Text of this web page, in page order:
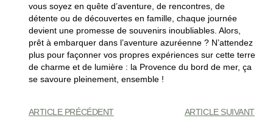
vous soyez en quête d’aventure, de rencontres, de
détente ou de découvertes en famille, chaque journée
devient une promesse de souvenirs inoubliables. Alors,
prêt à embarquer dans l’aventure azuréenne ? N’attendez
plus pour façonner vos propres expériences sur cette terre
de charme et de lumière : la Provence du bord de mer, ça
se savoure pleinement, ensemble !
ARTICLE PRÉCÉDENT ARTICLE SUIVANT